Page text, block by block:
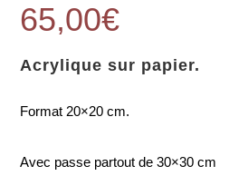
65,00€
Acrylique sur papier.
Format 20×20 cm.
Avec passe partout de 30×30 cm